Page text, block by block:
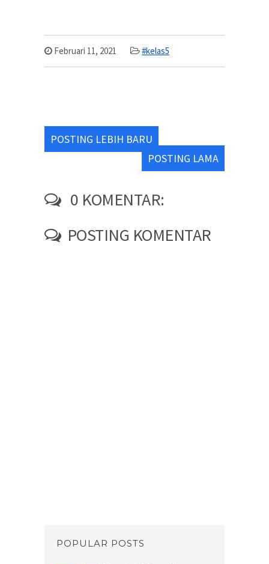
Februari 11, 2021 #kelas5
POSTING LEBIH BARU
POSTING LAMA
0 KOMENTAR:
POSTING KOMENTAR
POPULAR POSTS